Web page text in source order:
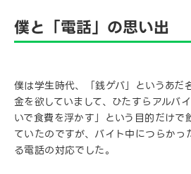
僕と「電話」の思い出
僕は学生時代、「銭ゲバ」というあだ
金を欲していまして、ひたすらアルバ
いで食費を浮かす」という目的だけで
ていたのですが、バイト中につらかっ
る電話の対応でした。